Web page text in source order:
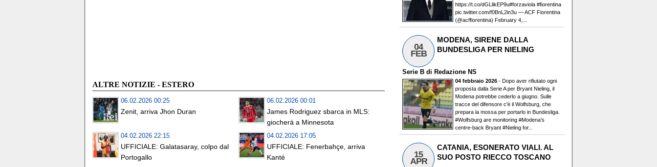
ALTRE NOTIZIE - ESTERO
06.02.2026 00:25
Zenit, arriva Jhon Duran
06.02.2026 00:01
James Rodriguez sbarca in MLS:
giocherà a Minnesota
04.02.2026 22:15
UFFICIALE: Galatasaray, colpo dal
Portogallo
04.02.2026 17:05
UFFICIALE: Fenerbahçe, arriva
Kanté
https://t.co/dGLlikEP9u#forzaviola #fiorentina
pic.twitter.com/f0BnL2in3u — ACF Fiorentina
(@acffiorentina) February 4,...
04
FEB
MODENA, SIRENE DALLA
BUNDESLIGA PER NIELING
Serie B di Redazione NS
04 febbraio 2026 - Dopo aver rifiutato ogni
proposta dalla Serie A per Bryant Nieling, il
Modena potrebbe cederlo a giugno. Sulle
tracce del difensore c'è il Wolfsburg, che
prepara la mossa per portarlo in Bundesliga.
#Wolfsburg are monitoring #Modena’s
centre-back Bryant #Nieling for...
15
APR
CATANIA, ESONERATO VIALI. AL
SUO POSTO RIECCO TOSCANO